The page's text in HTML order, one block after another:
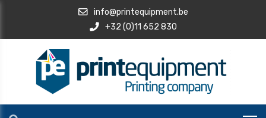
info@printequipment.be
+32 (0)11 652 830